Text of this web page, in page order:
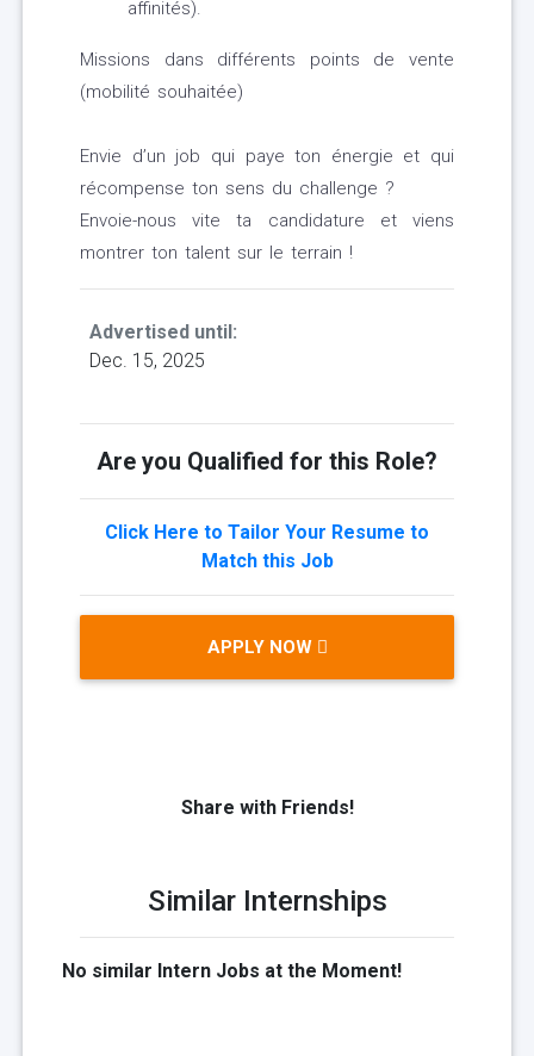
affinités).
Missions dans différents points de vente
(mobilité souhaitée)
Envie d’un job qui paye ton énergie et qui
récompense ton sens du challenge ?
Envoie-nous vite ta candidature et viens
montrer ton talent sur le terrain !
Advertised until:
Dec. 15, 2025
Are you Qualified for this Role?
Click Here to Tailor Your Resume to
Match this Job
APPLY NOW
Share with Friends!
Similar Internships
No similar Intern Jobs at the Moment!